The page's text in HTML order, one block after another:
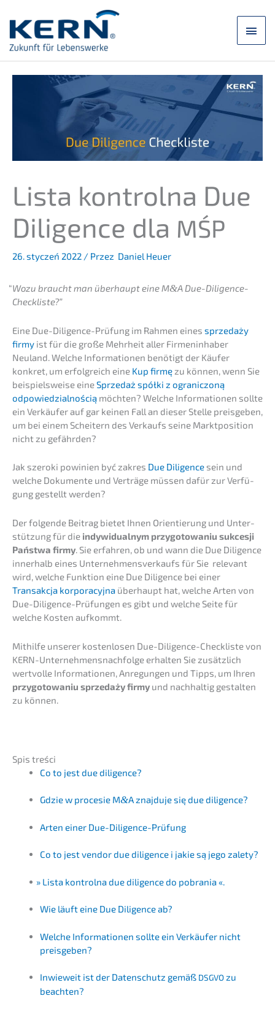
dź
treści
Lista kontrol­na Due
Diligence dla MŚP
26. styczeń 2022 / Przez Daniel Heuer
“Wozu braucht man überhaupt eine M&A Due-Diligence-
Checkliste?”
Eine Due-Diligence-Prüfung im Rahmen eines sprze­daży
firmy ist für die große Mehrheit aller Firmen­in­ha­ber
Neuland. Welche Infor­ma­tio­nen benötigt der Käufer
konkret, um erfolg­reich eine Kup firmę zu können, wenn Sie
beispiels­wei­se eineSprze­daż spółki z ogranic­zoną
odpowied­zi­al­nością möchten? Welche Infor­ma­tio­nen sollte
ein Verkäu­fer auf gar keinen Fall an dieser Stelle preis­ge­ben,
um bei einem Schei­tern des Verkaufs seine Markt­po­si­ti­on
nicht zu gefährden?
Jak szero­ki powini­en być zakres Due Diligencesein und
welche Dokumen­te und Verträ­ge müssen dafür zur Verfü­
gung gestellt werden?
Der folgen­de Beitrag bietet Ihnen Orien­tie­rung und Unter­
stüt­zung für die indywi­du­al­nym przygo­to­wa­niu sukces­ji
Państ­wa firmy. Sie erfah­ren, ob und wann die Due Diligence
inner­halb eines Unter­neh­mens­ver­kaufs für Sie relevant
wird, welche Funkti­on eine Due Diligence bei einer
Transak­c­ja korpora­cy­j­na überhaupt hat, welche Arten von
Due-Diligence-Prüfun­gen es gibt und welche Seite für
welche Kosten aufkommt.
Mithil­fe unserer kosten­lo­sen Due-Diligence-Check­lis­te von
KERN-Unternehmens­nachfolge erhal­ten Sie zusätz­lich
wertvol­le Infor­ma­tio­nen, Anregun­gen und Tipps, um Ihren
przygo­to­wa­niu sprze­daży firmy und nachhal­tig gestal­ten
zu können.
Spis treści
Co to jest due diligence?
Gdzie w proce­sie M&A znajdu­je się due diligence?
Arten einer Due-Diligence-Prüfung
Co to jest vendor due diligence i jakie są jego zalety?
» Lista kontrol­na due diligence do pobrania «.
Wie läuft eine Due Diligence ab?
Welche Infor­ma­tio­nen sollte ein Verkäu­fer nicht
preisgeben?
Inwie­weit ist der Daten­schutz gemäß DSGVOzu
beachten?